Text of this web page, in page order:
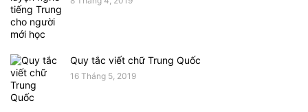
Quy tắc viết chữ Trung Quốc
16 Tháng 5, 2019